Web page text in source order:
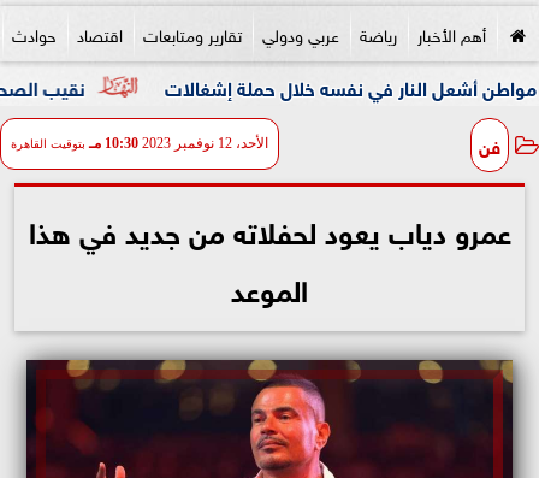
أهم الأخبار رياضة عربي ودولي تقارير ومتابعات اقتصاد حوادث
نقيب الصحفيين في نفسه خلال حملة إشغالات
فن الأحد، 12 نوفمبر 2023 10:30 مـ بتوقيت القاهرة
عمرو دياب يعود لحفلاته من جديد في هذا
الموعد